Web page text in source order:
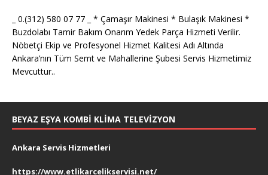
_ 0.(312) 580 07 77 _ * Çamaşır Makinesi * Bulaşık Makinesi *
Buzdolabı Tamir Bakım Onarım Yedek Parça Hizmeti Verilir.
Nöbetçi Ekip ve Profesyonel Hizmet Kalitesi Adı Altında
Ankara’nın Tüm Semt ve Mahallerine Şubesi Servis Hizmetimiz
Mevcuttur..
BEYAZ EŞYA KOMBI KLIMA TELEVIZYON
Ankara Servis Hizmetleri
https://www.etlikarcelikservisi.net/